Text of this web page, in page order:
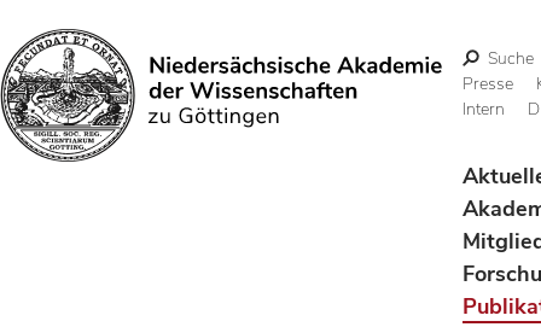
Suchen
Suche
Presse
Intern